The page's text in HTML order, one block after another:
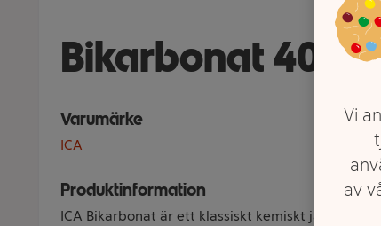
Bikarbonat 40g
Varumärke
ICA
Produktinformation
ICA Bikarbonat är ett klassiskt kemiskt jäsmedel
Vi
av